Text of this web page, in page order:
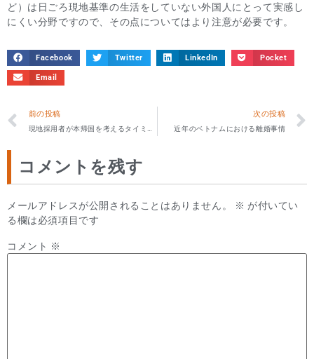
ど）は日ごろ現地基準の生活をしていない外国人にとって実感し
にくい分野ですので、その点についてはより注意が必要です。
Facebook Twitter LinkedIn Pocket
Email
前の投稿 次の投稿
近年のベトナムにおける離婚事情
コメントを残す
メールアドレスが公開されることはありません。 ※ が付いてい
る欄は必須項目です
コメント ※